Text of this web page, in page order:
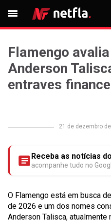
Flamengo
Anderson
entraves
21 de dezembro
Receba as notícias
acompanhe tudo no
O Flamengo está em busca
de 2026 e um dos nomes
Anderson Talisca, atualmente